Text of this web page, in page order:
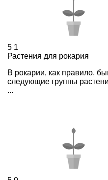
5 1
Растения для рокария
В рокарии, как правило,
следующие группы
...